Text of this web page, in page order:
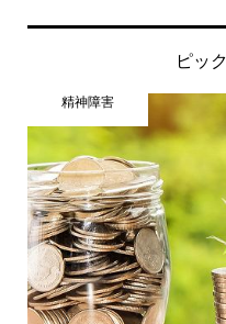
ピッ
精神障害